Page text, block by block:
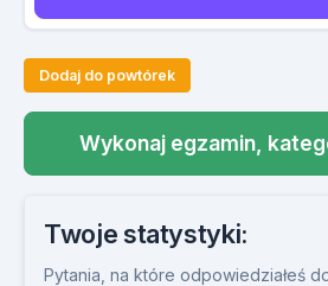
Dodaj do powtórek
Wykonaj egzamin,
Twoje statystyki:
Pytania, na które odpowiedziałeś